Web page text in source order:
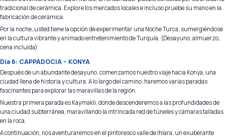
tradicional de cerámica. Explore los mercados locales e incluso pruebe su mano en la
fabricación de cerámica.
Por la noche, usted tiene la opción de experimentar una Noche Turca, sumergiéndose
en la cultura vibrante y animado entretenimiento de Turquía. (Desayuno, almuerzo,
cena incluida)
Día 6: CAPPADOCIA – KONYA
Después de un abundante desayuno, comenzamos nuestro viaje hacia Konya, una
ciudad llena de historia y cultura. A lo largo del camino, haremos varias paradas
fascinantes para explorar las maravillas de la región.
Nuestra primera parada es Kaymakli, donde descenderemos a las profundidades de
una ciudad subterránea, maravillando la intrincada red de túneles y cámaras talladas
en la roca.
A continuación, nos aventuraremos en el pintoresco valle de Ihlara, un exuberante